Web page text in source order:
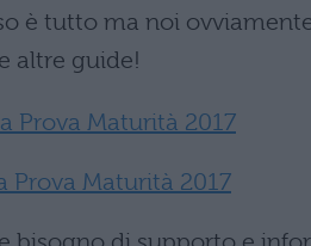
è tutto ma noi
altre guide!
Prova Maturità 2017
Prova Maturità 2017